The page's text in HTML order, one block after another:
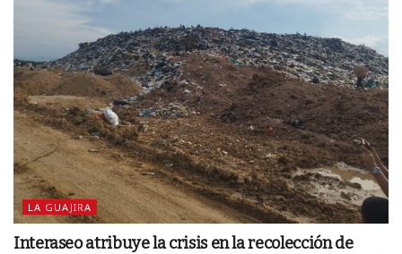
LA GUAJIRA
Interaseo atribuye la crisis en la recolección de